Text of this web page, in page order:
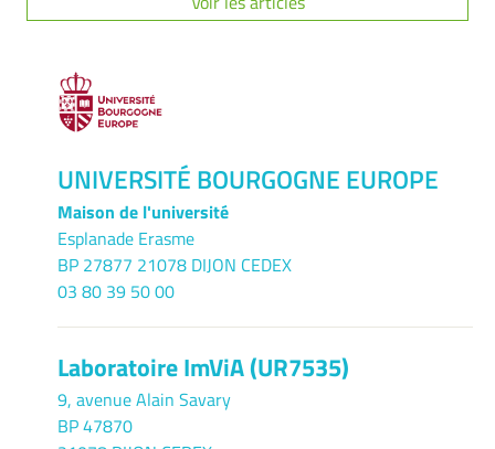
UNIVERSITÉ BOURGOGNE EUROPE
Maison de l'université
Esplanade Erasme
BP 27877 21078 DIJON CEDEX
03 80 39 50 00
Laboratoire ImViA (UR7535)
9, avenue Alain Savary
BP 47870